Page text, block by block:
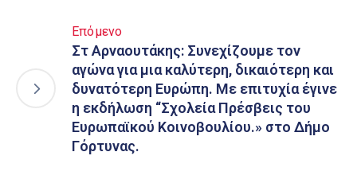
Επόμενο
Στ Αρναουτάκης: Συνεχίζουμε τον
αγώνα για μια καλύτερη, δικαιότερη και
δυνατότερη Ευρώπη. Με επιτυχία έγινε
η εκδήλωση “Σχολεία Πρέσβεις του
Ευρωπαϊκού Κοινοβουλίου.» στο Δήμο
Γόρτυνας.